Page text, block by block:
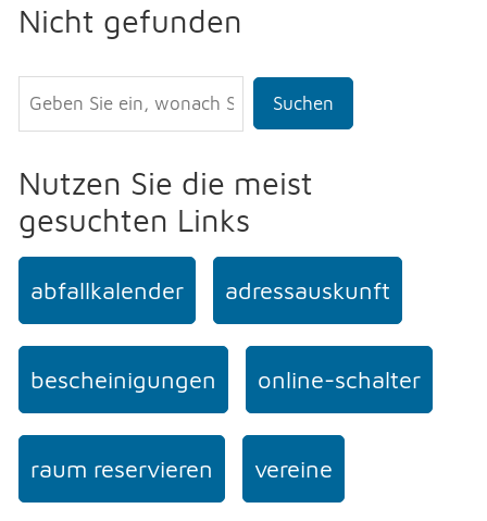
Nicht gefunden
Suchen
Nutzen Sie die meist
gesuchten Links
abfallkalender adressauskunft
bescheinigungen online-schalter
raum reservieren vereine